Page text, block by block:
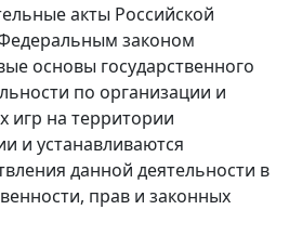
акты Российской
законом
основы государственного
по организации и
игр на территории
и устанавливаются
данной деятельности в
прав и законных